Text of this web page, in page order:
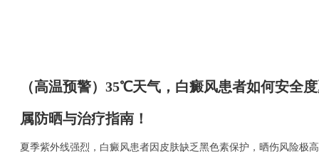
（高温预警）35℃天气，白癜风患者如何安全
属防晒与治疗指南！
夏季紫外线强烈，白癜风患者因皮肤缺乏黑色素保护，晒伤风险极